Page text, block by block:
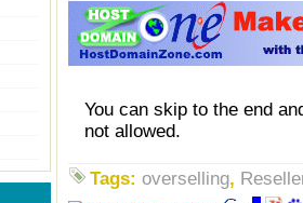
You can skip to the end
not allowed.
Tags: overselling,